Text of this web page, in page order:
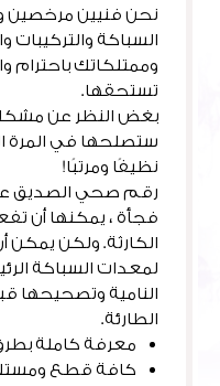
نحن فنيين مرخصين
السباكة
وممتلكاتك باحترام
تستحقها.
بغض النظر عن
ستصلحها في المرة
نظيفًا ومرتبًا!
رقم صحي الصديق
فجأة ، يمكنها أن
الكارثة. ولكن
لمعدات السباكة
النامية وتصحيحها
الطارئة.
معرفة كاملة بطرق
كافة قطع